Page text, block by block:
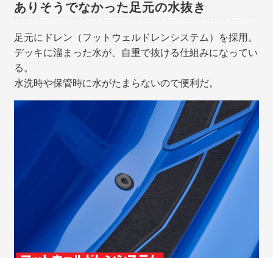
ありそうでなかった足元の水抜き
足元にドレン（フットウェルドレンシステム）を採用。
デッキに溜まった水が、自重で抜ける仕組みになってい
る。
水洗時や保管時に水がたまらないので便利だ。